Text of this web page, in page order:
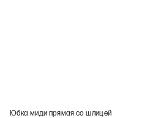
Юбка миди прямая со шлицей